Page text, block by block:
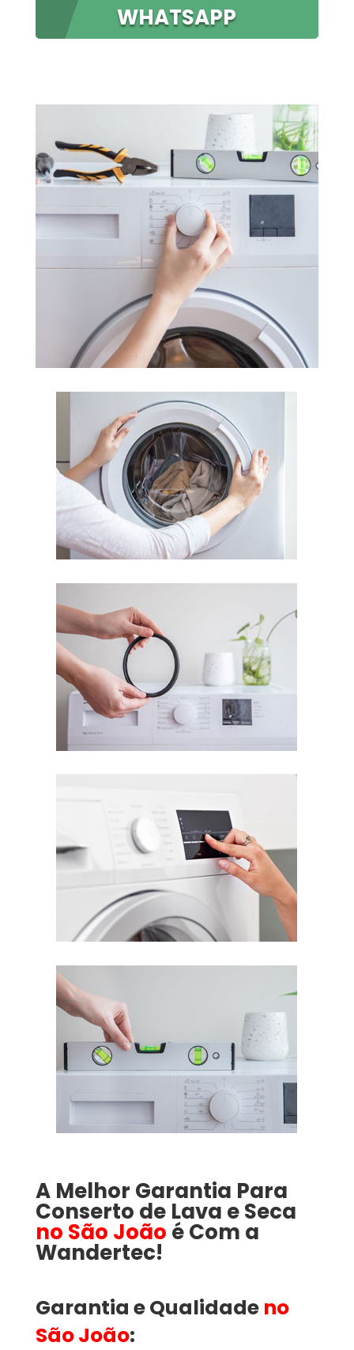
WHATSAPP
A Melhor Garantia Para
Conserto de Lava e Seca
no São João é Com a
Wandertec!
Garantia e Qualidadeno
São João: